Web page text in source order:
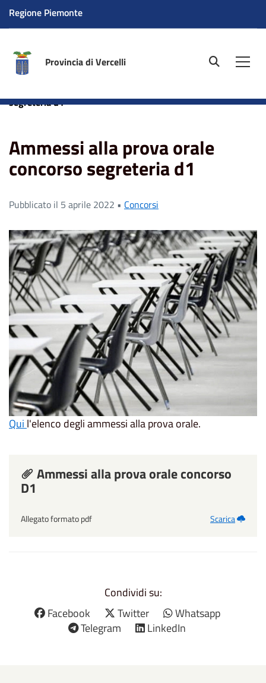
Regione Piemonte
Provincia di Vercelli site.searc
segreteria d1
Ammessi alla prova orale
concorso segreteria d1
Pubblicato il 5 aprile 2022 • Concorsi
Quil'elenco degli ammessi alla prova orale.
Ammessi alla prova orale concorso
D1
Allegato formato pdf Scarica
Condividi su:
Facebook
Twitter
Whatsapp
Telegram
LinkedIn